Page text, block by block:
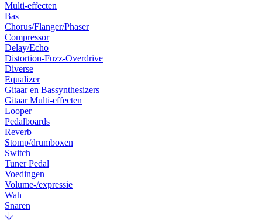
Multi-effecten
Bas
Chorus/Flanger/Phaser
Compressor
Delay/Echo
Distortion-Fuzz-Overdrive
Diverse
Equalizer
Gitaar en Bassynthesizers
Gitaar Multi-effecten
Looper
Pedalboards
Reverb
Stomp/drumboxen
Switch
Tuner Pedal
Voedingen
Volume-/expressie
Wah
Snaren